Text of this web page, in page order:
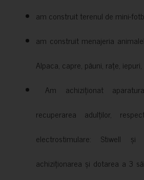
am construit terenul de mini-
am construit menajeria
Alpaca, capre, păuni, rațe,
Am achiziționat
recuperarea adulților,
electrostimulare: Stiwell
achiziționarea și dotarea a 3